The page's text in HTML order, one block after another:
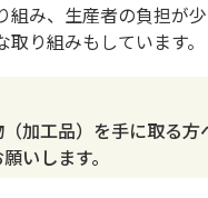
組み、生産者の負担が
取り組みもしています。
加工品）を手に取る方
いします。